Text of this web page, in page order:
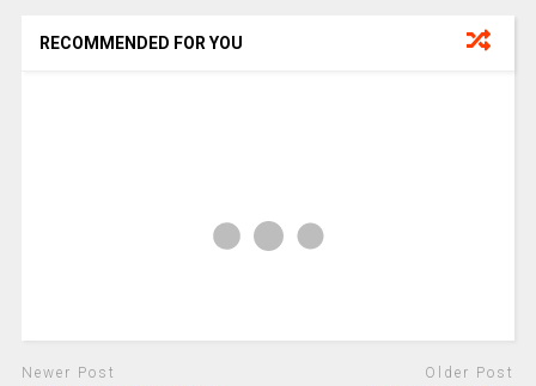
RECOMMENDED FOR YOU
Newer Post Older Post